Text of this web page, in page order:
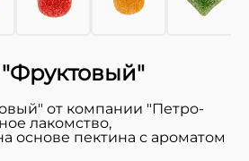
от компании "Петро-
лакомство,
основе пектина с ароматом